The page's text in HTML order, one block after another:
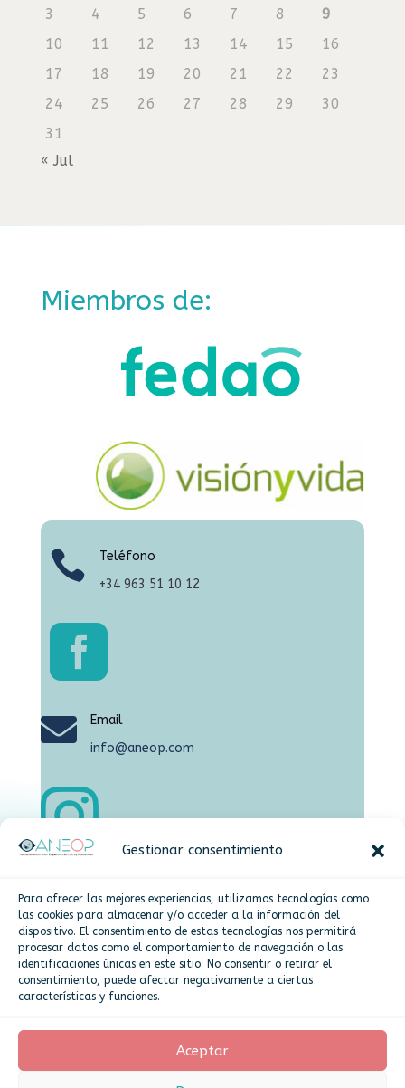
Gestionar consentimiento
Para ofrecer las mejores experiencias, utilizamos tecnologías como
las cookies para almacenar y/o acceder a la información del
dispositivo. El consentimiento de estas tecnologías nos permitirá
procesar datos como el comportamiento de navegación o las
identificaciones únicas en este sitio. No consentir o retirar el
consentimiento, puede afectar negativamente a ciertas
características y funciones.
Aceptar
3
4 5 6 7 8
9
10
11 12 13 14 15
16
17
18 19 20 21 22
23
24
25 26 27 28 29
30
31
« Jul
Miembros de:

Teléfono
+34 963 51 10 12


Email
info@aneop.com


Plaza de la Constitución,15 Alcorcón
Más info